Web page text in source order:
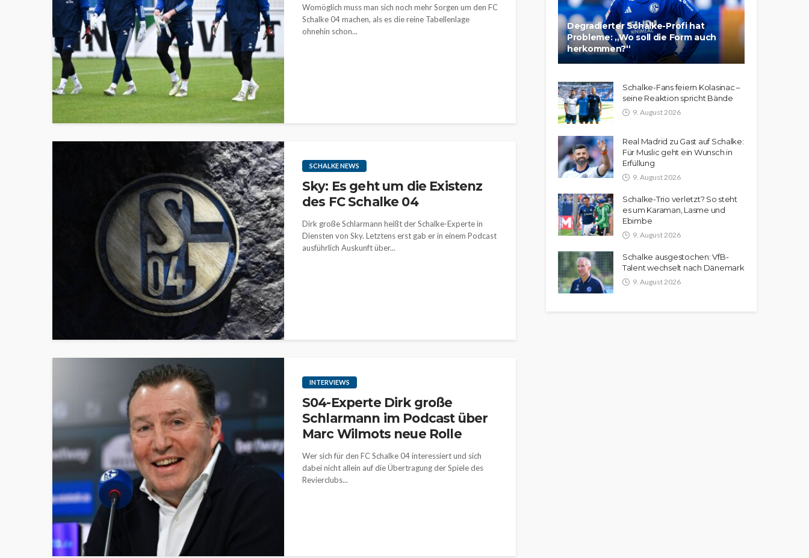
Womöglich muss man sich noch mehr Sorgen um den FC
Schalke 04 machen, als es die reine Tabellenlage
ohnehin schon...
SCHALKE NEWS
Sky: Es geht um die Existenz
des FC Schalke 04
Dirk große Schlarmann heißt der Schalke-Experte in
Diensten von Sky. Letztens erst gab er in einem Podcast
ausführlich Auskunft über...
INTERVIEWS
S04-Experte Dirk große
Schlarmann im Podcast über
Marc Wilmots neue Rolle
Wer sich für den FC Schalke 04 interessiert und sich
dabei nicht allein auf die Übertragung der Spiele des
Revierclubs...
Degradierter Schalke-Profi hat
Probleme: „Wo soll die Form auch
herkommen?“
Schalke-Fans feiern Kolasinac –
seine Reaktion spricht Bände
9. August 2026
Real Madrid zu Gast auf Schalke:
Für Muslic geht ein Wunsch in
Erfüllung
9. August 2026
Schalke-Trio verletzt? So steht
es um Karaman, Lasme und
Ebimbe
9. August 2026
Schalke ausgestochen: VfB-
Talent wechselt nach Dänemark
9. August 2026